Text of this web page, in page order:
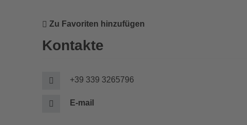
Zu Favoriten hinzufügen
Kontakte
+39 339 3265796
E-mail